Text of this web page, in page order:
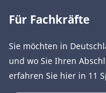
Für Fachkräfte
Sie möchten in
und wo Sie Ihren
erfahren Sie hier in 11